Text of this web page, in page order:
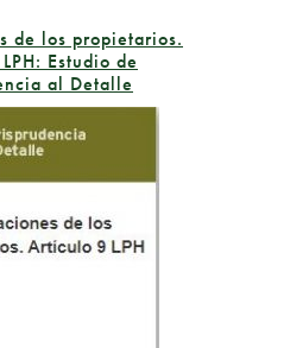
de los propietarios.
Estudio de
al Detalle